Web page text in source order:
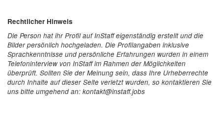
Rechtlicher Hinweis
Die Person hat ihr Profil auf InStaff eigenständig erstellt und die
Bilder persönlich hochgeladen. Die Profilangaben inklusive
Sprachkenntnisse und persönliche Erfahrungen wurden in einem
Telefoninterview von InStaff im Rahmen der Möglichkeiten
überprüft. Sollten Sie der Meinung sein, dass Ihre Urheberrechte
durch Inhalte auf dieser Seite verletzt wurden, so kontaktieren Sie
uns bitte umgehend an: kontakt@instaff.jobs